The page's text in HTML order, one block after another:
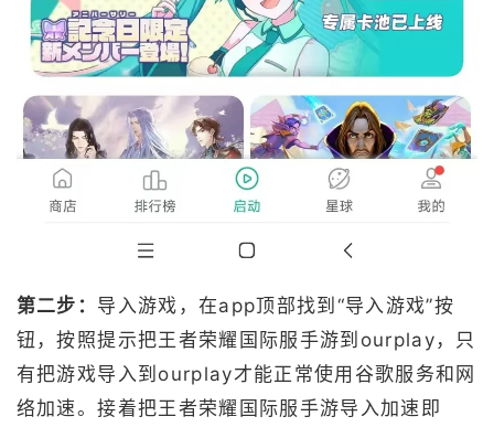
第二步： 导入游戏，在app顶部找到“导入游戏”按
钮，按照提示把王者荣耀国际服手游到ourplay，只
有把游戏导入到ourplay才能正常使用谷歌服务和网
络加速。接着把王者荣耀国际服手游导入加速即